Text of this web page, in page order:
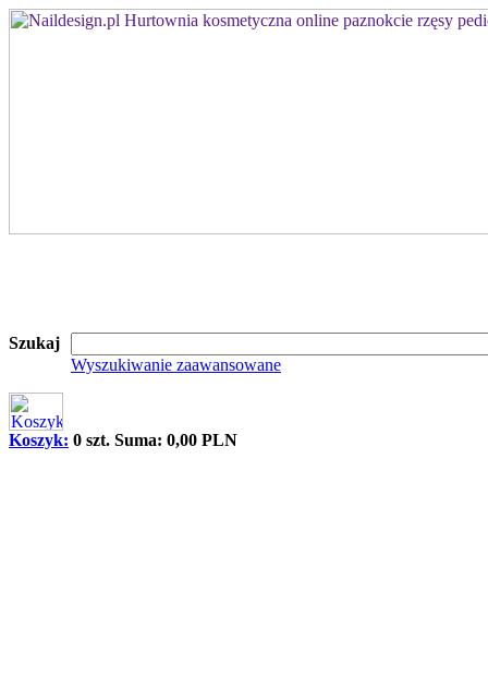
Szukaj
Wyszukiwanie zaawansowane
Koszyk: 0 szt. Suma: 0,00 PLN